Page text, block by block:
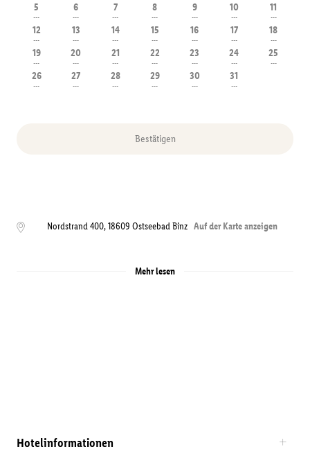
5
---
6
---
7
---
8
---
9
---
10
---
11
---
12
---
13
---
14
---
15
---
16
---
17
---
18
---
19
---
20
---
21
---
22
---
23
---
24
---
25
---
26
---
27
---
28
---
29
---
30
---
31
---
Bestätigen
Nordstrand 400,18609 Ostseebad Binz Auf der Karte anzeigen
Mehr lesen
Hotelinformationen